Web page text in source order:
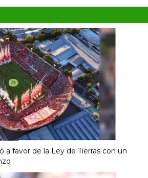
a favor de la Ley de Tierras con un